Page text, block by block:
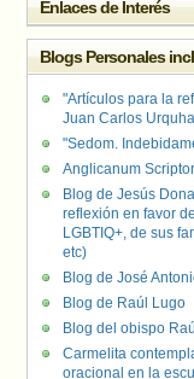
Enlaces de Interés
Blogs Personales
"Artículos para la
Juan Carlos
"Sedom.
Anglicanum
Blog de Jesús
reflexión en favor
LGBTIQ+, de sus
etc)
Blog de José
Blog de Raúl Lugo
Blog del obispo
Carmelita
oracional en la